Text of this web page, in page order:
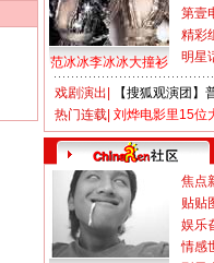
范冰冰李冰冰大撞衫
第壹
精彩
明星
戏剧演出
【搜狐观演团
热门连载 刘烨电影里15位
焦点
贴贴
娱乐
情感